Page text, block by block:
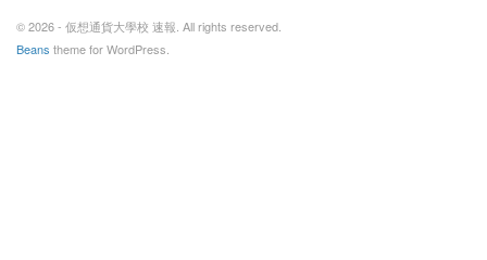
© 2026 - 仮想通貨大學校 速報. All rights reserved.
Beans theme for WordPress.